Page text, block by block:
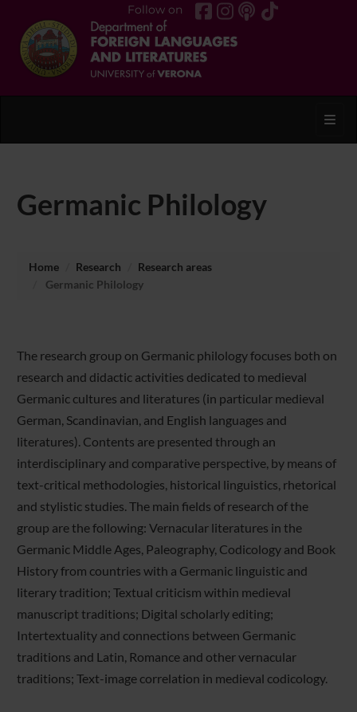
Follow on
Germanic Philology
Home Research
Research areas
Germanic Philology
The research group on Germanic philology focuses both on
research and didactic activities dedicated to medieval
Germanic cultures and literatures (in particular medieval
German, Scandinavian, and English languages and
literatures). Contents are presented through an
interdisciplinary and comparative perspective, by means of
text-critical methodologies, historical linguistics, rhetorical
and stylistic studies. The main fields of research of the
group are the following: Vernacular literatures in the
Germanic Middle Ages, Paleography, Codicology and Book
History from countries with a Germanic linguistic and
literary tradition; Textual criticism within medieval
manuscript traditions; Digital scholarly editing;
Intertextuality and connections between Germanic
traditions and Latin, Romance and other vernacular
traditions; Text-image correlation in medieval codicology.